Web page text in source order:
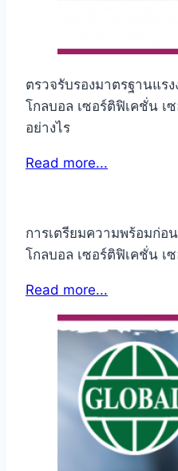
ตรวจรับรองมาตรฐานแร
โกลบอล เซอร์ติฟิเคชั่น เ
อย่างไร
Read more...
การเตรียมความพร้อมก่อ
โกลบอล เซอร์ติฟิเคชั่น เ
Read more...